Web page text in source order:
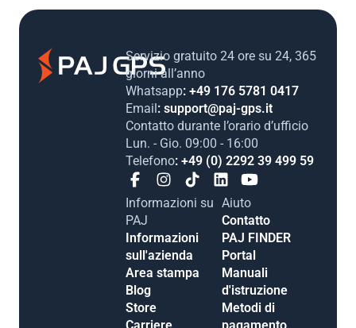
Servizio gratuito 24 ore su 24, 365
giorni all’anno
Whatsapp: +49 176 5781 0417
Email : support@paj-gps.it
Contatto durante l’orario d’ufficio
Lun. - Gio. 09:00 - 16:00
Telefono: +49 (0) 2292 39 499 59
Informazioni su
PAJ
Informazioni
sull'azienda
Area stampa
Blog
Store
Aiuto
Contatto
PAJ FINDER
Portal
Manuali
d'istruzione
Metodi di